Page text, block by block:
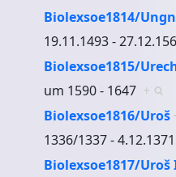
Biolexsoe1814/
19.11.1493 -
Biolexsoe1815/
um 1590 - 1647 +
Biolexsoe1816/Uroš
1336/1337 - 4.12.1371
Biolexsoe1817/Uroš